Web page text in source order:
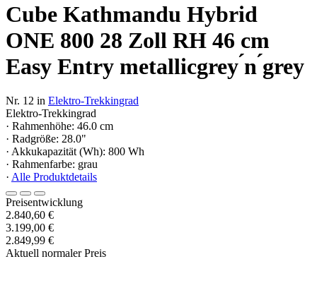
Cube Kathmandu Hybrid
ONE 800 28 Zoll RH 46 cm
Easy Entry metallicgrey ́n ́grey
Nr. 12 in Elektro-Trekkingrad
Elektro-Trekkingrad
· Rahmenhöhe: 46.0 cm
· Radgröße: 28.0"
· Akkukapazität (Wh): 800 Wh
· Rahmenfarbe: grau
· Alle Produktdetails
Preisentwicklung
2.840,60 €
3.199,00 €
2.849,99 €
Aktuell normaler Preis